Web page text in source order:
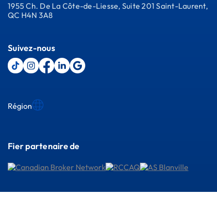
Fier partenaire de
1955 Ch. De La Côte-de-Liesse, Suite 201 Saint-Laurent,
QC H4N 3A8
Suivez-nous
Région